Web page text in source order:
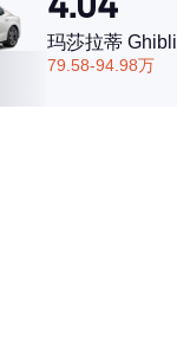
玛莎拉蒂 Ghibli
79.58-94.98万